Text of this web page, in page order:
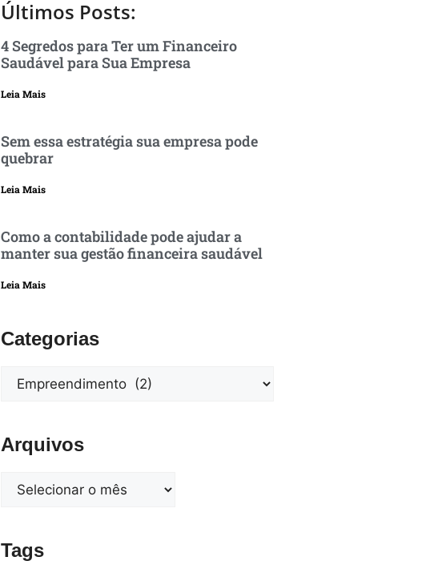
Últimos Posts:
4 Segredos para Ter um Financeiro
Saudável para Sua Empresa
Leia Mais
Sem essa estratégia sua empresa pode
quebrar
Leia Mais
Como a contabilidade pode ajudar a
manter sua gestão financeira saudável
Leia Mais
Categorias
Arquivos
Tags